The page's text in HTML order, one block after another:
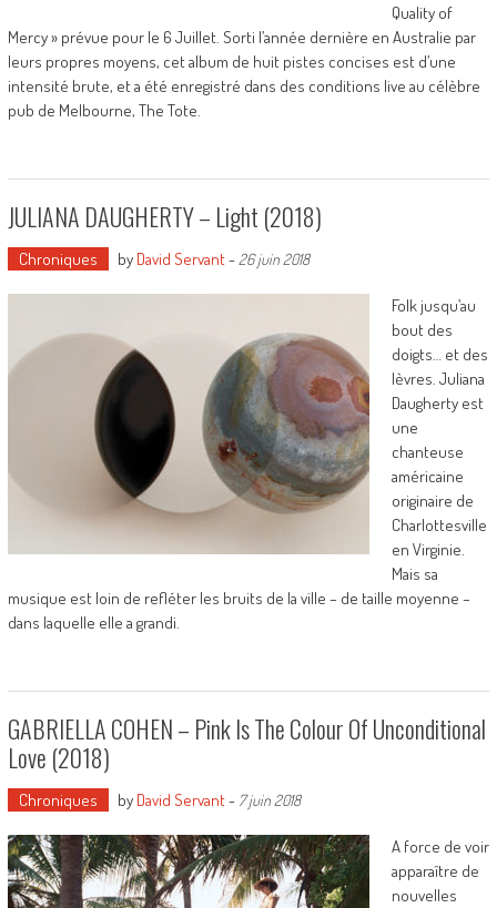
Quality of
Mercy » prévue pour le 6 Juillet. Sorti l’année dernière en Australie par
leurs propres moyens, cet album de huit pistes concises est d’une
intensité brute, et a été enregistré dans des conditions live au célèbre
pub de Melbourne, The Tote.
JULIANA DAUGHERTY – Light (2018)
Chroniques by David Servant- 26 juin 2018
Folk jusqu’au
bout des
doigts… et des
lèvres. Juliana
Daugherty est
une
chanteuse
américaine
originaire de
Charlottesville
en Virginie.
Mais sa
musique est loin de refléter les bruits de la ville – de taille moyenne –
dans laquelle elle a grandi.
GABRIELLA COHEN – Pink Is The Colour Of Unconditional
Love (2018)
Chroniques by David Servant- 7 juin 2018
A force de voir
apparaître de
nouvelles